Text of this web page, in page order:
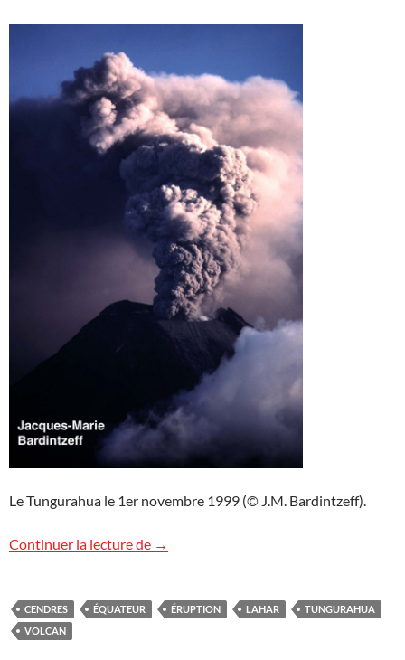
Le Tungurahua le 1er novembre 1999 (© J.M. Bardintzeff).
Continuer la lecture de Image de volcan : Tungurahua, Équateur
→
CENDRES ÉQUATEUR ÉRUPTION LAHAR
TUNGURAHUA
VOLCAN